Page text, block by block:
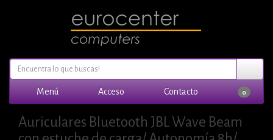
Menú Acceso Contacto 0
Auriculares Bluetooth JBL Wave Beam